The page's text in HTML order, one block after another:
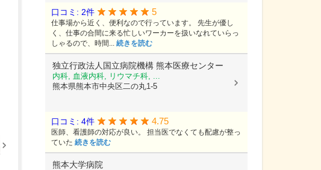
口コミ: 2件 5
仕事場から近く、便利なので行っています。 先生が優し
く、仕事の合間に来る忙しいワーカーを扱いなれていらっ
しゃるので、時間... 続きを読む
独立行政法人国立病院機構 熊本医療センター
内科, 血液内科, リウマチ科, ...
熊本県熊本市中央区二の丸1-5
口コミ: 4件 4.75
医師、看護師の対応が良い。 担当医でなくても配慮が整っ
ていた 続きを読む
熊本大学病院